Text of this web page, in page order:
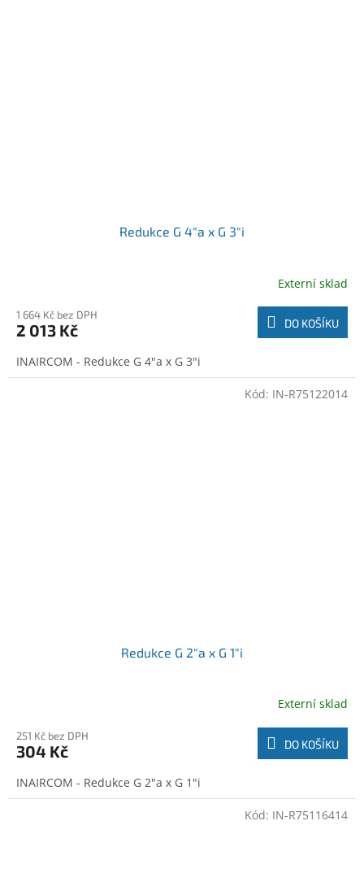
Redukce G 4"a x G 3"i
Externí sklad
1 664 Kč bez DPH
2 013 Kč DO KOŠÍKU
INAIRCOM - Redukce G 4"a x G 3"i
Redukce G 2"a x G 1"i
Externí sklad
251 Kč bez DPH
304 Kč DO KOŠÍKU
INAIRCOM - Redukce G 2"a x G 1"i
Kód: IN-R75122014
Kód: IN-R75116414